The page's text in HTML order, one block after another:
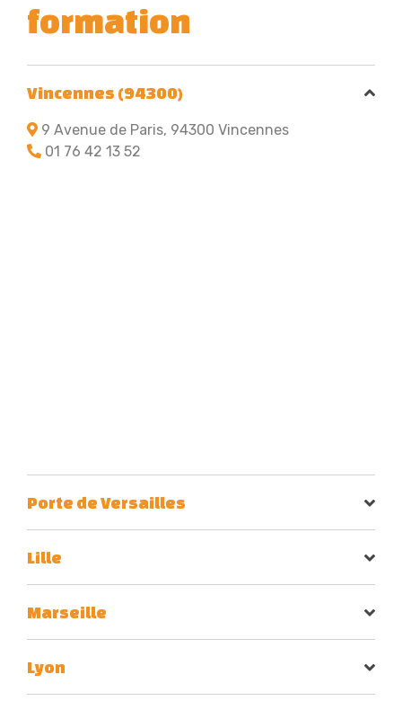
formation
Vincennes (94300)
9 Avenue de Paris, 94300 Vincennes
01 76 42 13 52
Porte de Versailles
Lille
Marseille
Lyon